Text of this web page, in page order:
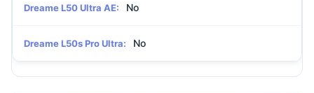
Dreame L50 Ultra AE: No
Dreame L50s Pro Ultra: No